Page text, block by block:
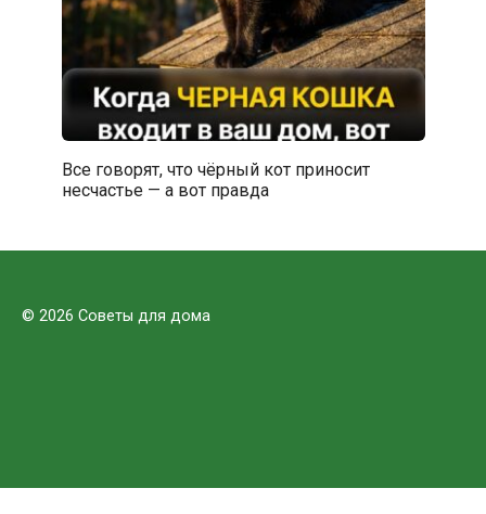
Все говорят, что чёрный кот приносит
несчастье — а вот правда
© 2026 Советы для дома